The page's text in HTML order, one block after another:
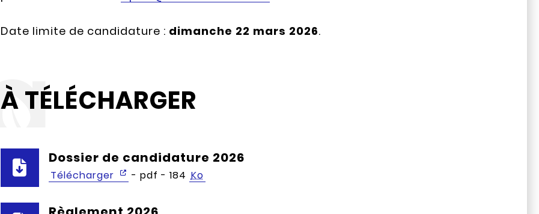
Date limite de candidature : dimanche 22 mars 2026.
À TÉLÉCHARGER
Dossier de candidature 2026
Télécharger - pdf - 184 Ko